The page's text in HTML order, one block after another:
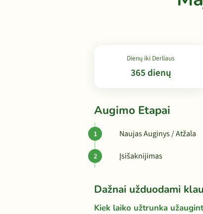
Dienų iki Derliaus
365 dienų
Augimo Etapai
Naujas Auginys / Atžala
Įsišaknijimas
Dažnai užduodami
Kiek laiko užtrunka